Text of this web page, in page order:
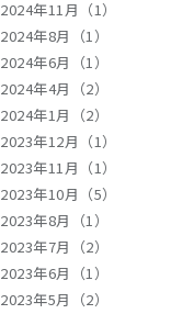
2024年11月（1）
2024年8月（1）
2024年6月（1）
2024年4月（2）
2024年1月（2）
2023年12月（1）
2023年11月（1）
2023年10月（5）
2023年8月（1）
2023年7月（2）
2023年6月（1）
2023年5月（2）